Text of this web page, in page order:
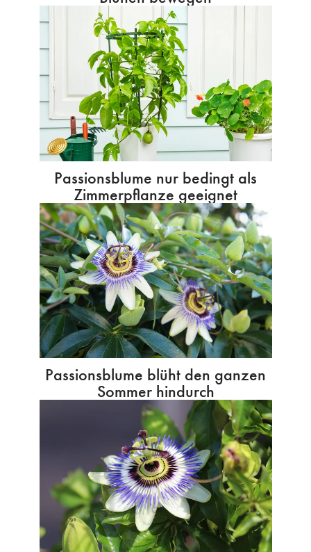
Passionsblume nur bedingt als
Zimmerpflanze geeignet
Passionsblume blüht den ganzen
Sommer hindurch